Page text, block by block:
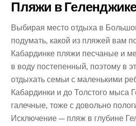
Пляжи в
Выбирая место отдыха в
подумать, какой из пляжей вам
Кабардинке пляжи песчаные и
в воду постепенный, поэтому в
отдыхать семьи с маленькими
Кабардинки и до Толстого мыса
галечные, тоже с довольно
Исключение — пляж в глубине